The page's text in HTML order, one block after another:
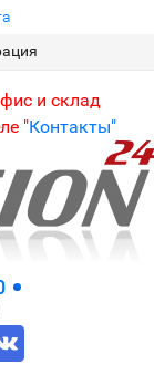
и склад
"Контакты"